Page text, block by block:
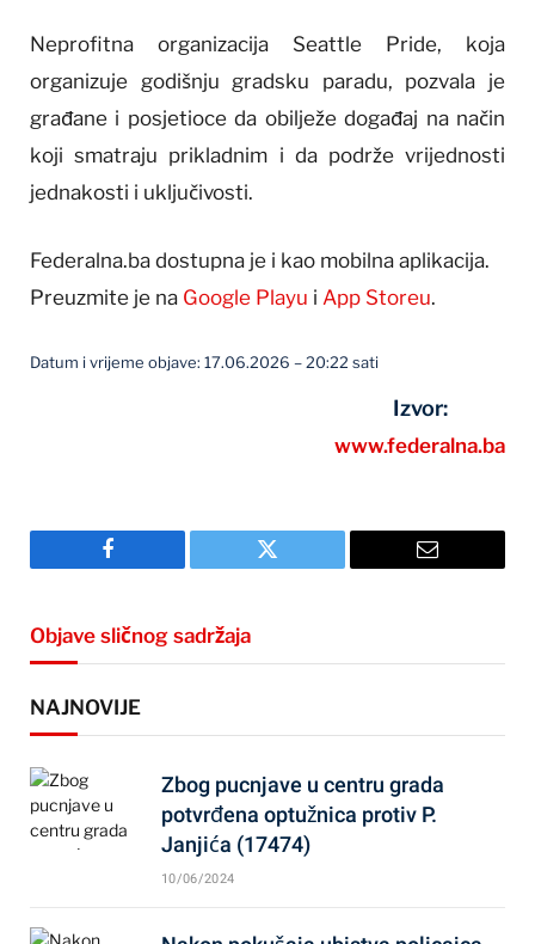
Neprofitna organizacija Seattle Pride, koja
organizuje godišnju gradsku paradu, pozvala je
građane i posjetioce da obilježe događaj na način
koji smatraju prikladnim i da podrže vrijednosti
jednakosti i uključivosti.
Federalna.ba dostupna je i kao mobilna aplikacija.
Preuzmite je na Google Playu i App Storeu.
Datum i vrijeme objave: 17.06.2026 – 20:22 sati
Izvor:
www.federalna.ba
Facebook Twitter Email
Objave sličnog sadržaja
NAJNOVIJE
Zbog pucnjave u centru grada
potvrđena optužnica protiv P.
Janjića (17474)
10/06/2024